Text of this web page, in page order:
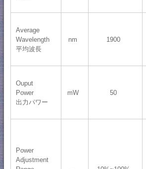
Average
Wavelength
平均波長
nm 1900
Ouput
Power
出力パワー
mW 50
Power
Adjustment